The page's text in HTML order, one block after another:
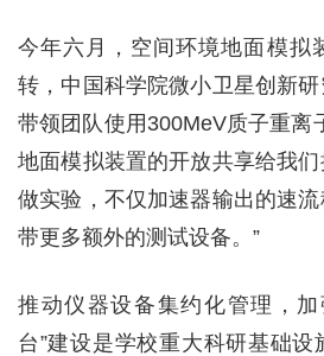
今年六月，空间环境地面模拟
转，中国科学院微小卫星创新
带领团队使用300MeV质子重离
地面模拟装置的开放共享给我
做实验，不仅加速器输出的速
带更多额外的测试设备。”
推动仪器设备集约化管理，
台”建设是学校重大科研基础